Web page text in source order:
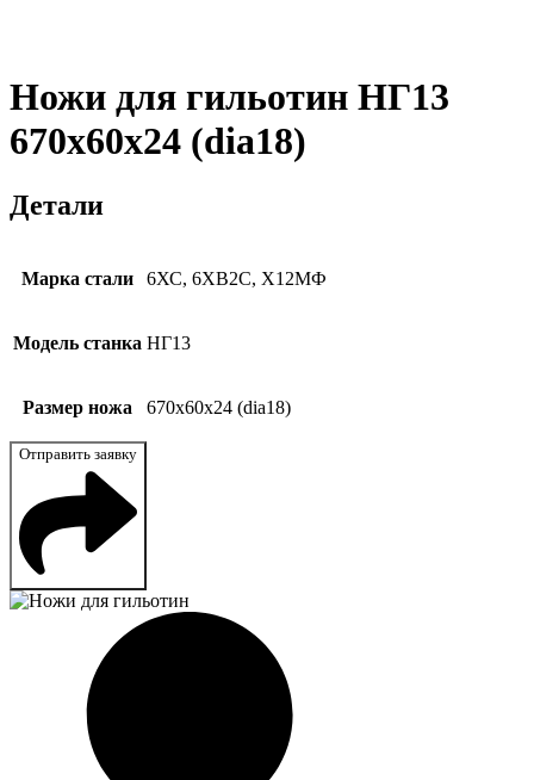
Ножи для гильотин НГ13
670x60x24 (dia18)
Детали
Марка стали 6ХС, 6ХВ2С, Х12МФ
Модель станка НГ13
Размер ножа 670x60x24 (dia18)
Отправить заявку